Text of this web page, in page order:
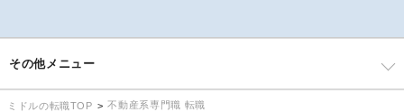
その他メニュー
ミドルの転職TOP 不動産系専門職 転職